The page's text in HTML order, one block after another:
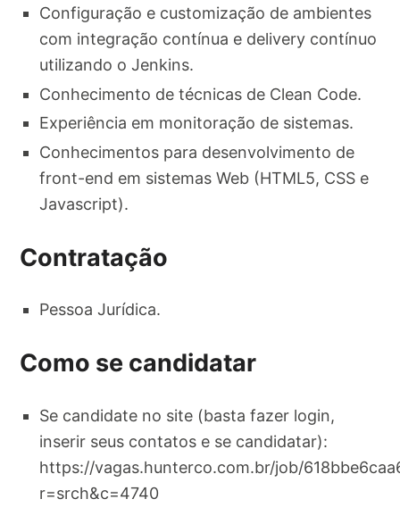
Configuração e customização de ambientes
com integração contínua e delivery contínuo
utilizando o Jenkins.
Conhecimento de técnicas de Clean Code.
Experiência em monitoração de sistemas.
Conhecimentos para desenvolvimento de
front-end em sistemas Web (HTML5, CSS e
Javascript).
Contratação
Pessoa Jurídica.
Como se candidatar
Se candidate no site (basta fazer login,
inserir seus contatos e se candidatar):
https://vagas.hunterco.com.br/job/
r=srch&c=4740